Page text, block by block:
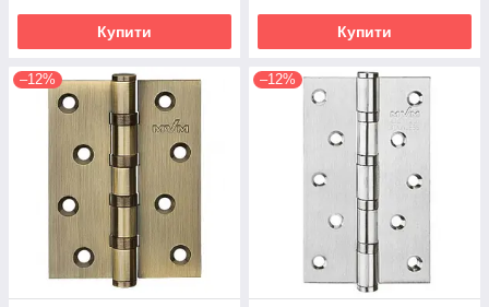
Купити Купити
–12% –12%